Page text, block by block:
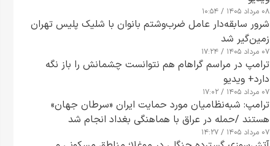
۰۸ مرداد ۱۴۰۵ / ۱۰:۵۴
شرور سابقه‌دار عامل ضرب‌وشتم بانوان با شلیک پلیس تهران
زمین‌گیر شد
۰۷ مرداد ۱۴۰۵ / ۱۷:۲۴
ترامپ در مراسم گراهام هم نتوانست چشمانش را باز نگه
دارد+ ویدیو
۰۷ مرداد ۱۴۰۵ / ۱۷:۰۲
ترامپ: شبه‌نظامیان مورد حمایت ایران «سرطان جهان»
هستند /حمله در عراق با هماهنگی بغداد انجام شد
۰۷ مرداد ۱۴۰۵ / ۱۴:۲۷